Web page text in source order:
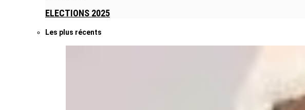
ELECTIONS 2025
Les plus récents